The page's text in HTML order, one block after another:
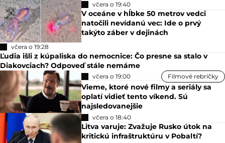
včera o 19:40
V oceáne v hĺbke 50 metrov vedci
natočili nevídanú vec: Ide o prvý
takýto záber v dejinách
včera o 19:28
Ľudia išli z kúpaliska do nemocnice: Čo presne sa stalo v
Diakovciach? Odpoveď stále nemáme
včera o 19:00 Filmové rebríčky
Vieme, ktoré nové filmy a seriály sa
oplatí vidieť tento víkend. Sú
najsledovanejšie
včera o 18:40
Litva varuje: Zvažuje Rusko útok na
kritickú infraštruktúru v Pobaltí?